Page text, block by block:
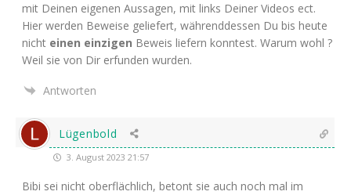
mit Dei­nen eige­nen Aus­sa­gen, mit links Dei­ner Vide­os ect.
Hier wer­den Bewei­se gelie­fert, wäh­rend­des­sen Du bis heu­te
nicht einen ein­zi­gen Beweis lie­fern konn­test. War­um wohl ?
Weil sie von Dir erfun­den wurden.
Antworten
Lügenbold
3. August 2023 21:57
Bibi sei nicht ober­fläch­lich, betont sie auch noch mal im